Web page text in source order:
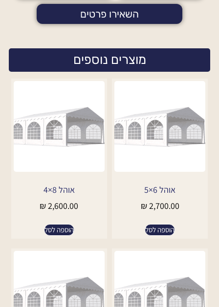
השאירו פרטים
מוצרים נוספים
אוהל 6×5
₪2,700.00
הוספה לסל
אוהל 8×4
₪2,600.00
הוספה לסל